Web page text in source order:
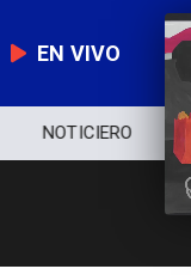
EN VIVO
NOTICIERO